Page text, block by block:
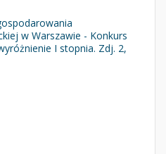
w Warszawie - Konkurs
I stopnia. Zdj. 2,